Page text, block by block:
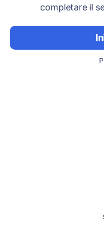
completare il